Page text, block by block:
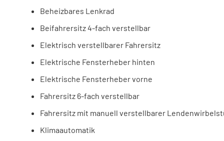
Beheizbares Lenkrad
Beifahrersitz 4-fach verstellbar
Elektrisch verstellbarer Fahrersitz
Elektrische Fensterheber hinten
Elektrische Fensterheber vorne
Fahrersitz 6-fach verstellbar
Fahrersitz mit manuell verstellbarer
Klimaautomatik